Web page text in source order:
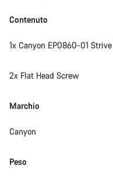
Contenuto
1x Canyon EP0860-01
2x Flat Head Screw
Marchio
Canyon
Peso